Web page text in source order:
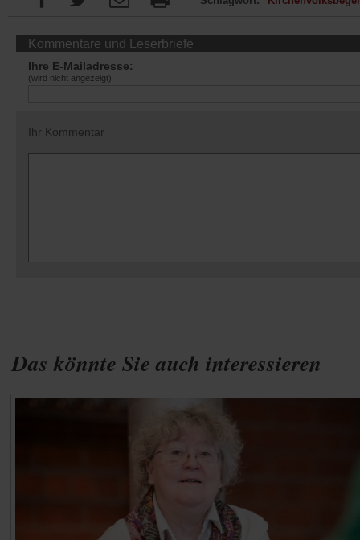
Das könnte Sie auch interessieren
Kommentare und Leserbriefe
Ihre E-Mailadresse:
(wird nicht angezeigt)
Ihr Kommentar